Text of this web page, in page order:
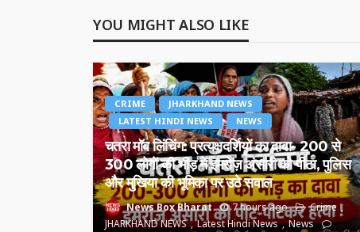
YOU MIGHT ALSO LIKE
CRIME
JHARKHAND NEWS
LATEST HINDI NEWS
NEWS
चतरा मॉब लिंचिंग: प्रत्यक्षदर्शियों का दावा- 200 से
300 लोगों की भीड़ ने इमरोज़ अंसारी को पीटा, पुलिस
और मुखिया की भूमिका पर उठे सवाल
News Box Bharat 7 hours ago
Crime
JHARKHAND NEWS
Latest Hindi News
News